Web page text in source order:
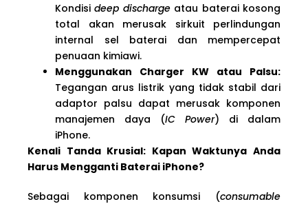
Kondisideep dischargeatau baterai kosong
total akan merusak sirkuit perlindungan
internal sel baterai dan mempercepat
penuaan kimiawi.
Menggunakan Charger KW atau Palsu:
Tegangan arus listrik yang tidak stabil dari
adaptor palsu dapat merusak komponen
manajemen daya (IC Power) di dalam
iPhone.
Kenali Tanda Krusial: Kapan Waktunya Anda
Harus Mengganti Baterai iPhone?
Sebagai komponen konsumsi (consumable